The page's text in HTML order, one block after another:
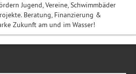
Jugend, Vereine, Schwimmbäder
Beratung, Finanzierung &
Zukunft am und im Wasser!